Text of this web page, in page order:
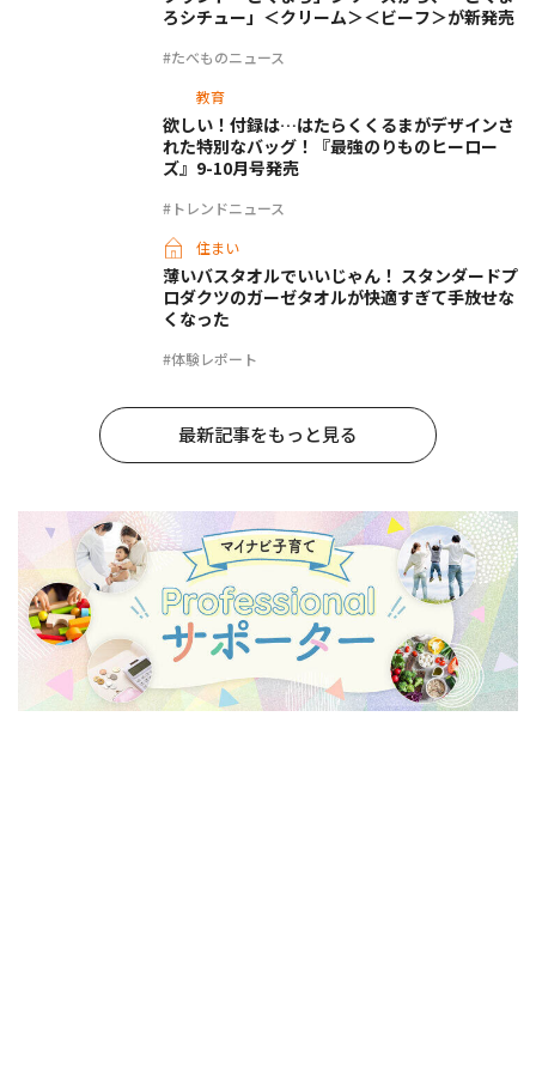
#たべものニュース
ろシチュー」＜クリーム＞＜ビーフ＞が新発売
教育
#トレンドニュース
欲しい！付録は…はたらくくるまがデザインさ
れた特別なバッグ！『最強のりものヒーロー
ズ』9-10月号発売
住まい
#体験レポート
薄いバスタオルでいいじゃん！ スタンダードプ
ロダクツのガーゼタオルが快適すぎて手放せな
くなった
最新記事をもっと見る